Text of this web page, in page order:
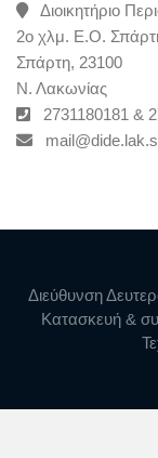
Διοικητήριο
2ο χλμ. Ε.Ο.
Σπάρτη, 23100
Ν. Λακωνίας
2731180181 &
Διεύθυνση
Κατασκευή &